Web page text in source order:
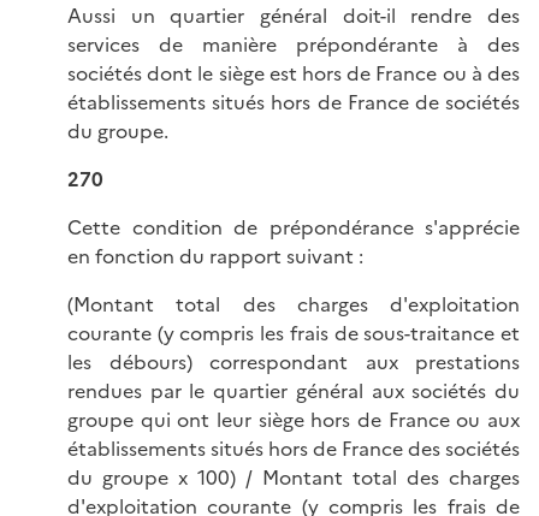
Aussi un quartier général doit-il rendre des
services de manière prépondérante à des
sociétés dont le siège est hors de France ou à des
établissements situés hors de France de sociétés
du groupe.
270
Cette condition de prépondérance s'apprécie
en fonction du rapport suivant :
(Montant total des charges d'exploitation
courante (y compris les frais de sous-traitance et
les débours) correspondant aux prestations
rendues par le quartier général aux sociétés du
groupe qui ont leur siège hors de France ou aux
établissements situés hors de France des sociétés
du groupe x 100) / Montant total des charges
d'exploitation courante (y compris les frais de